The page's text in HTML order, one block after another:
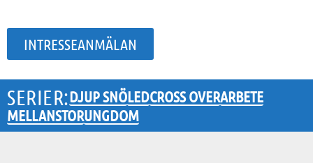
INTRESSEANMÄLAN
SERIER:DJUP SNÖLEDCROSS OVERARBETE
MELLANSTORUNGDOM